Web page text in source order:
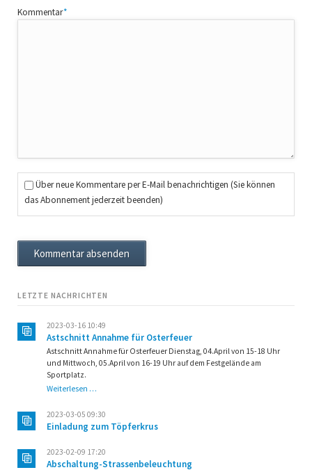
Pflichtfeld
Kommentar*
Über neue Kommentare per E-Mail benachrichtigen (Sie können
das Abonnement jederzeit beenden)
Kommentar absenden
LETZTE NACHRICHTEN
2023-03-16 10:49
Astschnitt Annahme für Osterfeuer
Astschnitt Annahme für Osterfeuer Dienstag, 04.April von 15-18 Uhr
und Mittwoch, 05.April von 16-19 Uhr auf dem Festgelände am
Sportplatz.
Weiterlesen …Astschnitt
für
Osterfeuer
2023-03-05 09:30
Einladung zum Töpferkrus
2023-02-09 17:20
Abschaltung-Strassenbeleuchtung